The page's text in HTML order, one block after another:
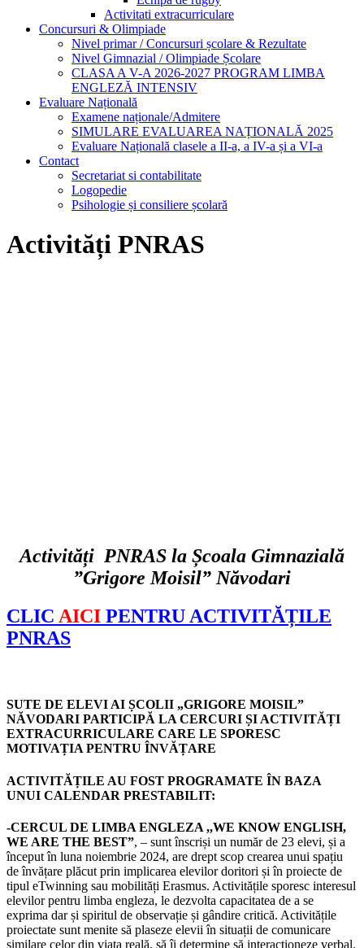
Activitati extracurriculare
Concursuri & Olimpiade
Nivel primar / Concursuri școlare & Rezultate
Nivel Gimnazial / Olimpiade Școlare
CLASA A V-A 2026-2027 PROGRAM LIMBA
ENGLEZĂ INTENSIV
Evaluare Națională
Examene naționale/Admitere
SIMULARE EVALUAREA NAȚIONALĂ 2025
Evaluare Națională clasele a II-a, a IV-a și a VI-a
Contact
Secretariat si contabilitate
Logopedie
Psihologie și consiliere școlară
Activități PNRAS
Activități PNRAS la Școala Gimnazială
”Grigore Moisil” Năvodari
CLIC AICI PENTRU ACTIVITĂȚILE
PNRAS
SUTE DE ELEVI AI ȘCOLII „GRIGORE MOISIL”
NĂVODARI PARTICIPĂ LA CERCURI ȘI ACTIVITĂȚI
EXTRACURRICULARE CARE LE SPORESC
MOTIVAȚIA PENTRU ÎNVĂȚARE
ACTIVITĂȚILE AU FOST PROGRAMATE ÎN BAZA
UNUI CALENDAR PRESTABILIT:
-CERCUL DE LIMBA ENGLEZA ,,WE KNOW ENGLISH,
WE ARE THE BEST”, – sunt înscriși un număr de 23 elevi, și a
început în luna noiembrie 2024, are drept scop crearea unui spațiu
de învățare plăcut prin implicarea elevilor doritori și în proiecte de
tipul eTwinning sau mobilități Erasmus. Activitățile sporesc interesul
elevilor pentru limba engleza, le dezvolta capacitatea de a se
exprima dar și spiritul de observație și gândire critică. Activitățile
proiectate sunt menite să plaseze elevii în situații de comunicare
similare celor din viața reală, să îi determine să interacționeze verbal.